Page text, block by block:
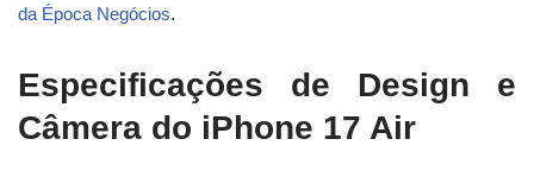
da Época Negócios.
Especificações de Design e
Câmera do iPhone 17 Air